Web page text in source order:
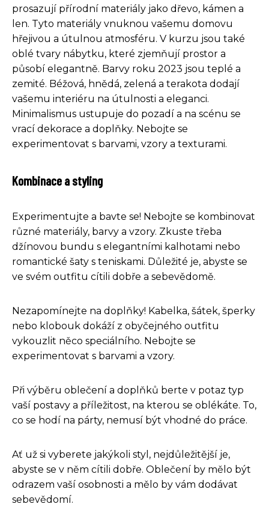
prosazují přírodní materiály jako dřevo, kámen a
len. Tyto materiály vnuknou vašemu domovu
hřejivou a útulnou atmosféru. V kurzu jsou také
oblé tvary nábytku, které zjemňují prostor a
působí elegantně. Barvy roku 2023 jsou teplé a
zemité. Béžová, hnědá, zelená a terakota dodají
vašemu interiéru na útulnosti a eleganci.
Minimalismus ustupuje do pozadí a na scénu se
vrací dekorace a doplňky. Nebojte se
experimentovat s barvami, vzory a texturami.
Kombinace a styling
Experimentujte a bavte se! Nebojte se kombinovat
různé materiály, barvy a vzory. Zkuste třeba
džínovou bundu s elegantními kalhotami nebo
romantické šaty s teniskami. Důležité je, abyste se
ve svém outfitu cítili dobře a sebevědomě.
Nezapomínejte na doplňky! Kabelka, šátek, šperky
nebo klobouk dokáží z obyčejného outfitu
vykouzlit něco speciálního. Nebojte se
experimentovat s barvami a vzory.
Při výběru oblečení a doplňků berte v potaz typ
vaší postavy a příležitost, na kterou se oblékáte. To,
co se hodí na párty, nemusí být vhodné do práce.
Ať už si vyberete jakýkoli styl, nejdůležitější je,
abyste se v něm cítili dobře. Oblečení by mělo být
odrazem vaší osobnosti a mělo by vám dodávat
sebevědomí.